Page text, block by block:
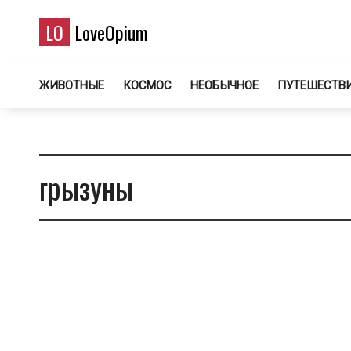
LO LoveOpium
ЖИВОТНЫЕ КОСМОС НЕОБЫЧНОЕ
грызуны